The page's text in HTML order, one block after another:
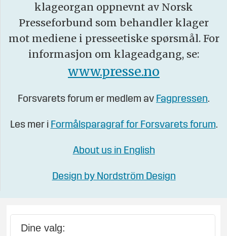
klageorgan oppnevnt av Norsk
Presseforbund som behandler klager
mot mediene i presseetiske spørsmål. For
informasjon om klageadgang, se:
www.presse.no
Forsvarets forum er medlem av Fagpressen.
Les mer i Formålsparagraf for Forsvarets forum.
About us in English
Design by Nordström Design
Dine valg: